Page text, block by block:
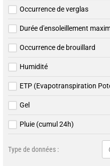
Occurrence de verglas
Durée d'ensoleillement
Occurrence de brouillard
Humidité
ETP (Evapotranspiration
Gel
Pluie (cumul 24h)
Type de données :